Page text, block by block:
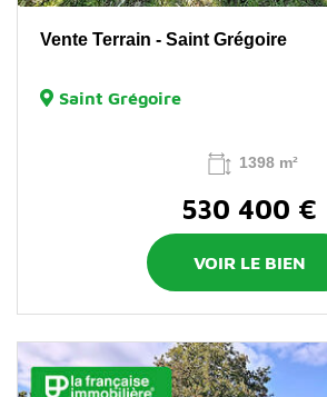
Vente Terrain - Saint Grégoire
Saint Grégoire
1398 m²
530 400 €
VOIR LE BIEN